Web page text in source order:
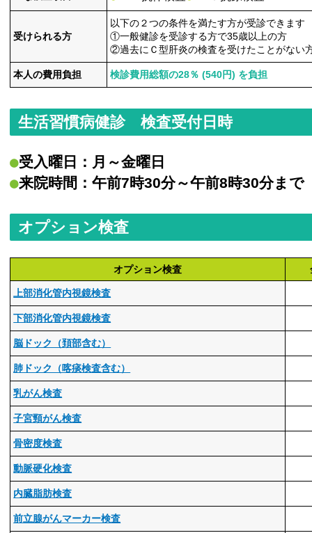
受けられる方
以下の２つの条件を満たす方が受診できます
①一般健診を受診する方で35歳以上の方
②過去にＣ型肝炎の検査を受けたことがない
本人の費用負担 検診費用総額の28％ (540円) を負担
生活習慣病健診 検査受付日時
受入曜日：月～金曜日
来院時間：午前7時30分～午前8時30分まで
オプション検査
オプション検査
上部消化管内視鏡検査
下部消化管内視鏡検査
脳ドック（頚部含む）
肺ドック（喀痰検査含む）
乳がん検査
子宮頸がん検査
骨密度検査
動脈硬化検査
内臓脂肪検査
前立腺がんマーカー検査